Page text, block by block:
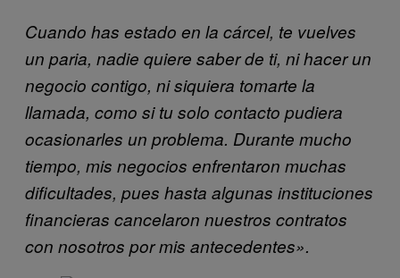
Cuando has estado en la cárcel, te vuelves
un paria, nadie quiere saber de ti, ni hacer un
negocio contigo, ni siquiera tomarte la
llamada, como si tu solo contacto pudiera
ocasionarles un problema. Durante mucho
tiempo, mis negocios enfrentaron muchas
dificultades, pues hasta algunas instituciones
financieras cancelaron nuestros contratos
con nosotros por mis antecedentes».